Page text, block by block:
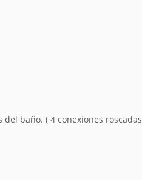
baño. ( 4 conexiones roscadas